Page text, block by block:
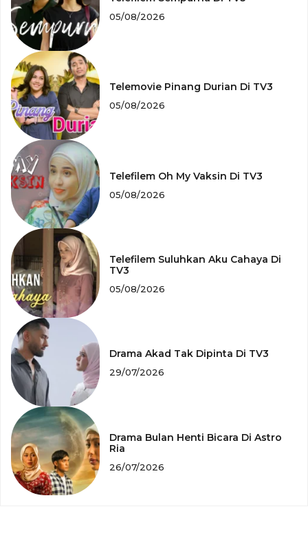
05/08/2026
Telemovie Pinang Durian Di TV3
05/08/2026
Telefilem Oh My Vaksin Di TV3
05/08/2026
Telefilem Suluhkan Aku Cahaya Di
TV3
05/08/2026
Drama Akad Tak Dipinta Di TV3
29/07/2026
Drama Bulan Henti Bicara Di Astro
Ria
26/07/2026